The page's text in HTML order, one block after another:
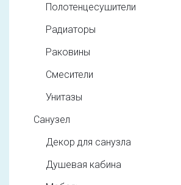
Полотенцесушители
Радиаторы
Раковины
Смесители
Унитазы
Санузел
Декор для санузла
Душевая кабина